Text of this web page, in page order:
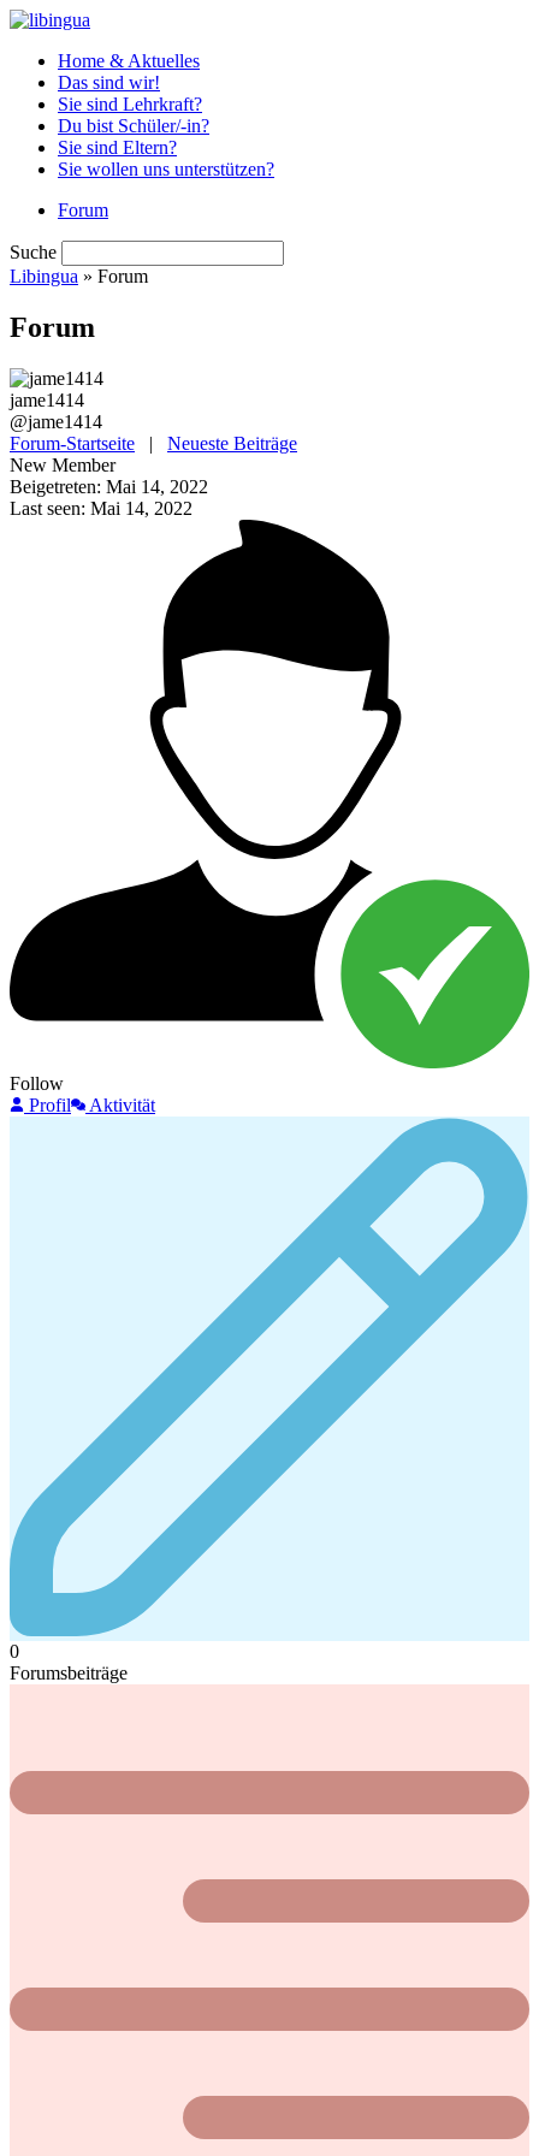
Home & Aktuelles
Das sind wir!
Sie sind Lehrkraft?
Du bist Schüler/-in?
Sie sind Eltern?
Sie wollen uns unterstützen?
Forum
Suche
Libingua » Forum
Forum
jame1414
@jame1414
Forum-Startseite | Neueste Beiträge
New Member
Beigetreten: Mai 14, 2022
Last seen: Mai 14, 2022
Follow
Profil
Aktivität
0
Forumsbeiträge